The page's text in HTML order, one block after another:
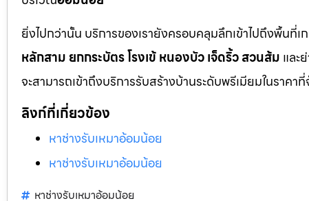
ยิ่งไปกว่านั้น บริการของเรายังครอบคลุมลึกเข้าไปถึงพื้นที่
หลักสาม ยกกระบัตร โรงเข้ หนองบัว เจ็ดริ้ว สวนส้ม และ
จะสามารถเข้าถึงบริการรับสร้างบ้านระดับพรีเมียมในราค
ลิงก์ที่เกี่ยวข้อง
หาช่างรับเหมาอ้อมน้อย
หาช่างรับเหมาอ้อมน้อย
หาช่างรับเหมาอ้อมน้อย